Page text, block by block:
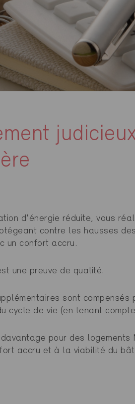
d'énergie réduite, vous
contre les hausses
un confort accru.
une preuve de qualité.
sont compensés
cycle de vie (en tenant
pour des logements
accru et à la viabilité du